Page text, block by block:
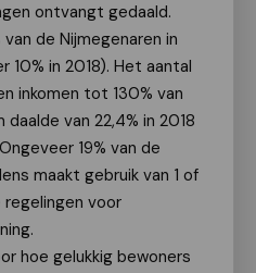
ontvangt gedaald.
de Nijmegenaren in
10% in 2018). Het aantal
inkomen tot 130% van
van 22,4% in 2018
19% van de
maakt gebruik van 1 of
voor
hoe gelukkig bewoners